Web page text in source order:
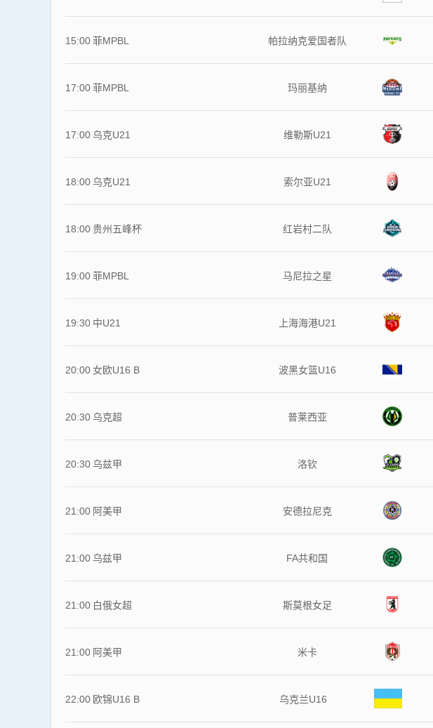
15:00菲MPBL 帕拉纳克爱国者队
17:00菲MPBL 玛丽基纳
17:00乌克U21 维勒斯U21
18:00乌克U21 索尔亚U21
18:00贵州五峰杯 红岩村二队
19:00菲MPBL 马尼拉之星
19:30 中U21 上海海港U21
20:00女欧U16 B 波黑女篮U16
20:30乌克超 普莱西亚
20:30乌兹甲 洛钦
21:00 阿美甲 安德拉尼克
21:00乌兹甲 FA共和国
21:00 白俄女超 斯莫根女足
21:00 阿美甲 米卡
22:00 欧锦U16 B 乌克兰U16